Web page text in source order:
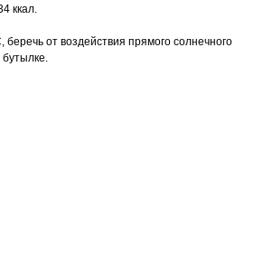
ккал.
от воздействия прямого солнечного